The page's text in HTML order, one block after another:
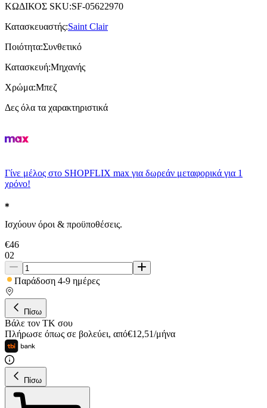
ΚΩΔΙΚΟΣ SKU:SF-05622970
Κατασκευαστής:Saint Clair
Ποιότητα:Συνθετικό
Κατασκευή:Μηχανής
Χρώμα:Μπεζ
Δες όλα τα χαρακτηριστικά
Γίνε μέλος στο SHOPFLIX max για δωρεάν μεταφορικά για 1
χρόνο!
Ισχύουν όροι & προϋποθέσεις.
€46
02
Παράδοση 4-9 ημέρες
Πίσω
Βάλε τον ΤΚ σου
Πλήρωσε όπως σε βολεύει, από€12,51/μήνα
Πίσω